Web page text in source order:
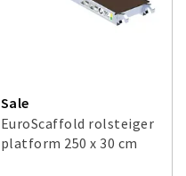
Sale
EuroScaffold rolsteiger
platform 250 x 30 cm